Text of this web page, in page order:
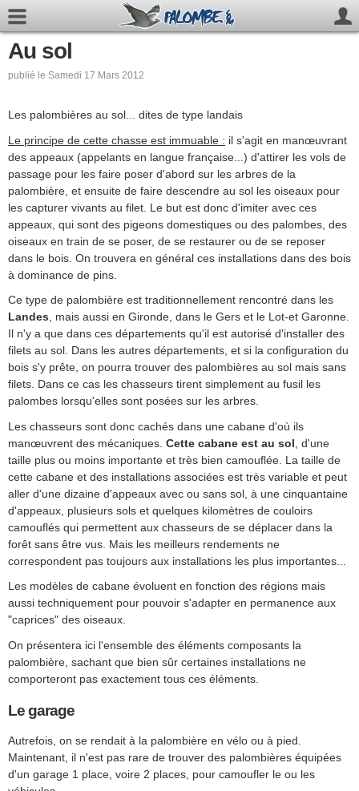
Au sol
publié le Samedi 17 Mars 2012
Les palombières au sol... dites de type landais
Le principe de cette chasse est immuable : il s'agit en manœuvrant
des appeaux (appelants en langue française...) d'attirer les vols de
passage pour les faire poser d'abord sur les arbres de la
palombière, et ensuite de faire descendre au sol les oiseaux pour
les capturer vivants au filet. Le but est donc d'imiter avec ces
appeaux, qui sont des pigeons domestiques ou des palombes, des
oiseaux en train de se poser, de se restaurer ou de se reposer
dans le bois. On trouvera en général ces installations dans des bois
à dominance de pins.
Ce type de palombière est traditionnellement rencontré dans les
Landes , mais aussi en Gironde, dans le Gers et le Lot-et Garonne.
Il n'y a que dans ces départements qu'il est autorisé d'installer des
filets au sol. Dans les autres départements, et si la configuration du
bois s'y prête, on pourra trouver des palombières au sol mais sans
filets. Dans ce cas les chasseurs tirent simplement au fusil les
palombes lorsqu'elles sont posées sur les arbres.
Les chasseurs sont donc cachés dans une cabane d'où ils
manœuvrent des mécaniques. Cette cabane est au sol , d'une
taille plus ou moins importante et très bien camouflée. La taille de
cette cabane et des installations associées est très variable et peut
aller d'une dizaine d'appeaux avec ou sans sol, à une cinquantaine
d'appeaux, plusieurs sols et quelques kilomètres de couloirs
camouflés qui permettent aux chasseurs de se déplacer dans la
forêt sans être vus. Mais les meilleurs rendements ne
correspondent pas toujours aux installations les plus importantes...
Les modèles de cabane évoluent en fonction des régions mais
aussi techniquement pour pouvoir s'adapter en permanence aux
"caprices" des oiseaux.
On présentera ici l'ensemble des éléments composants la
palombière, sachant que bien sûr certaines installations ne
comporteront pas exactement tous ces éléments.
Le garage
Autrefois, on se rendait à la palombière en vélo ou à pied.
Maintenant, il n'est pas rare de trouver des palombières équipées
d'un garage 1 place, voire 2 places, pour camoufler le ou les